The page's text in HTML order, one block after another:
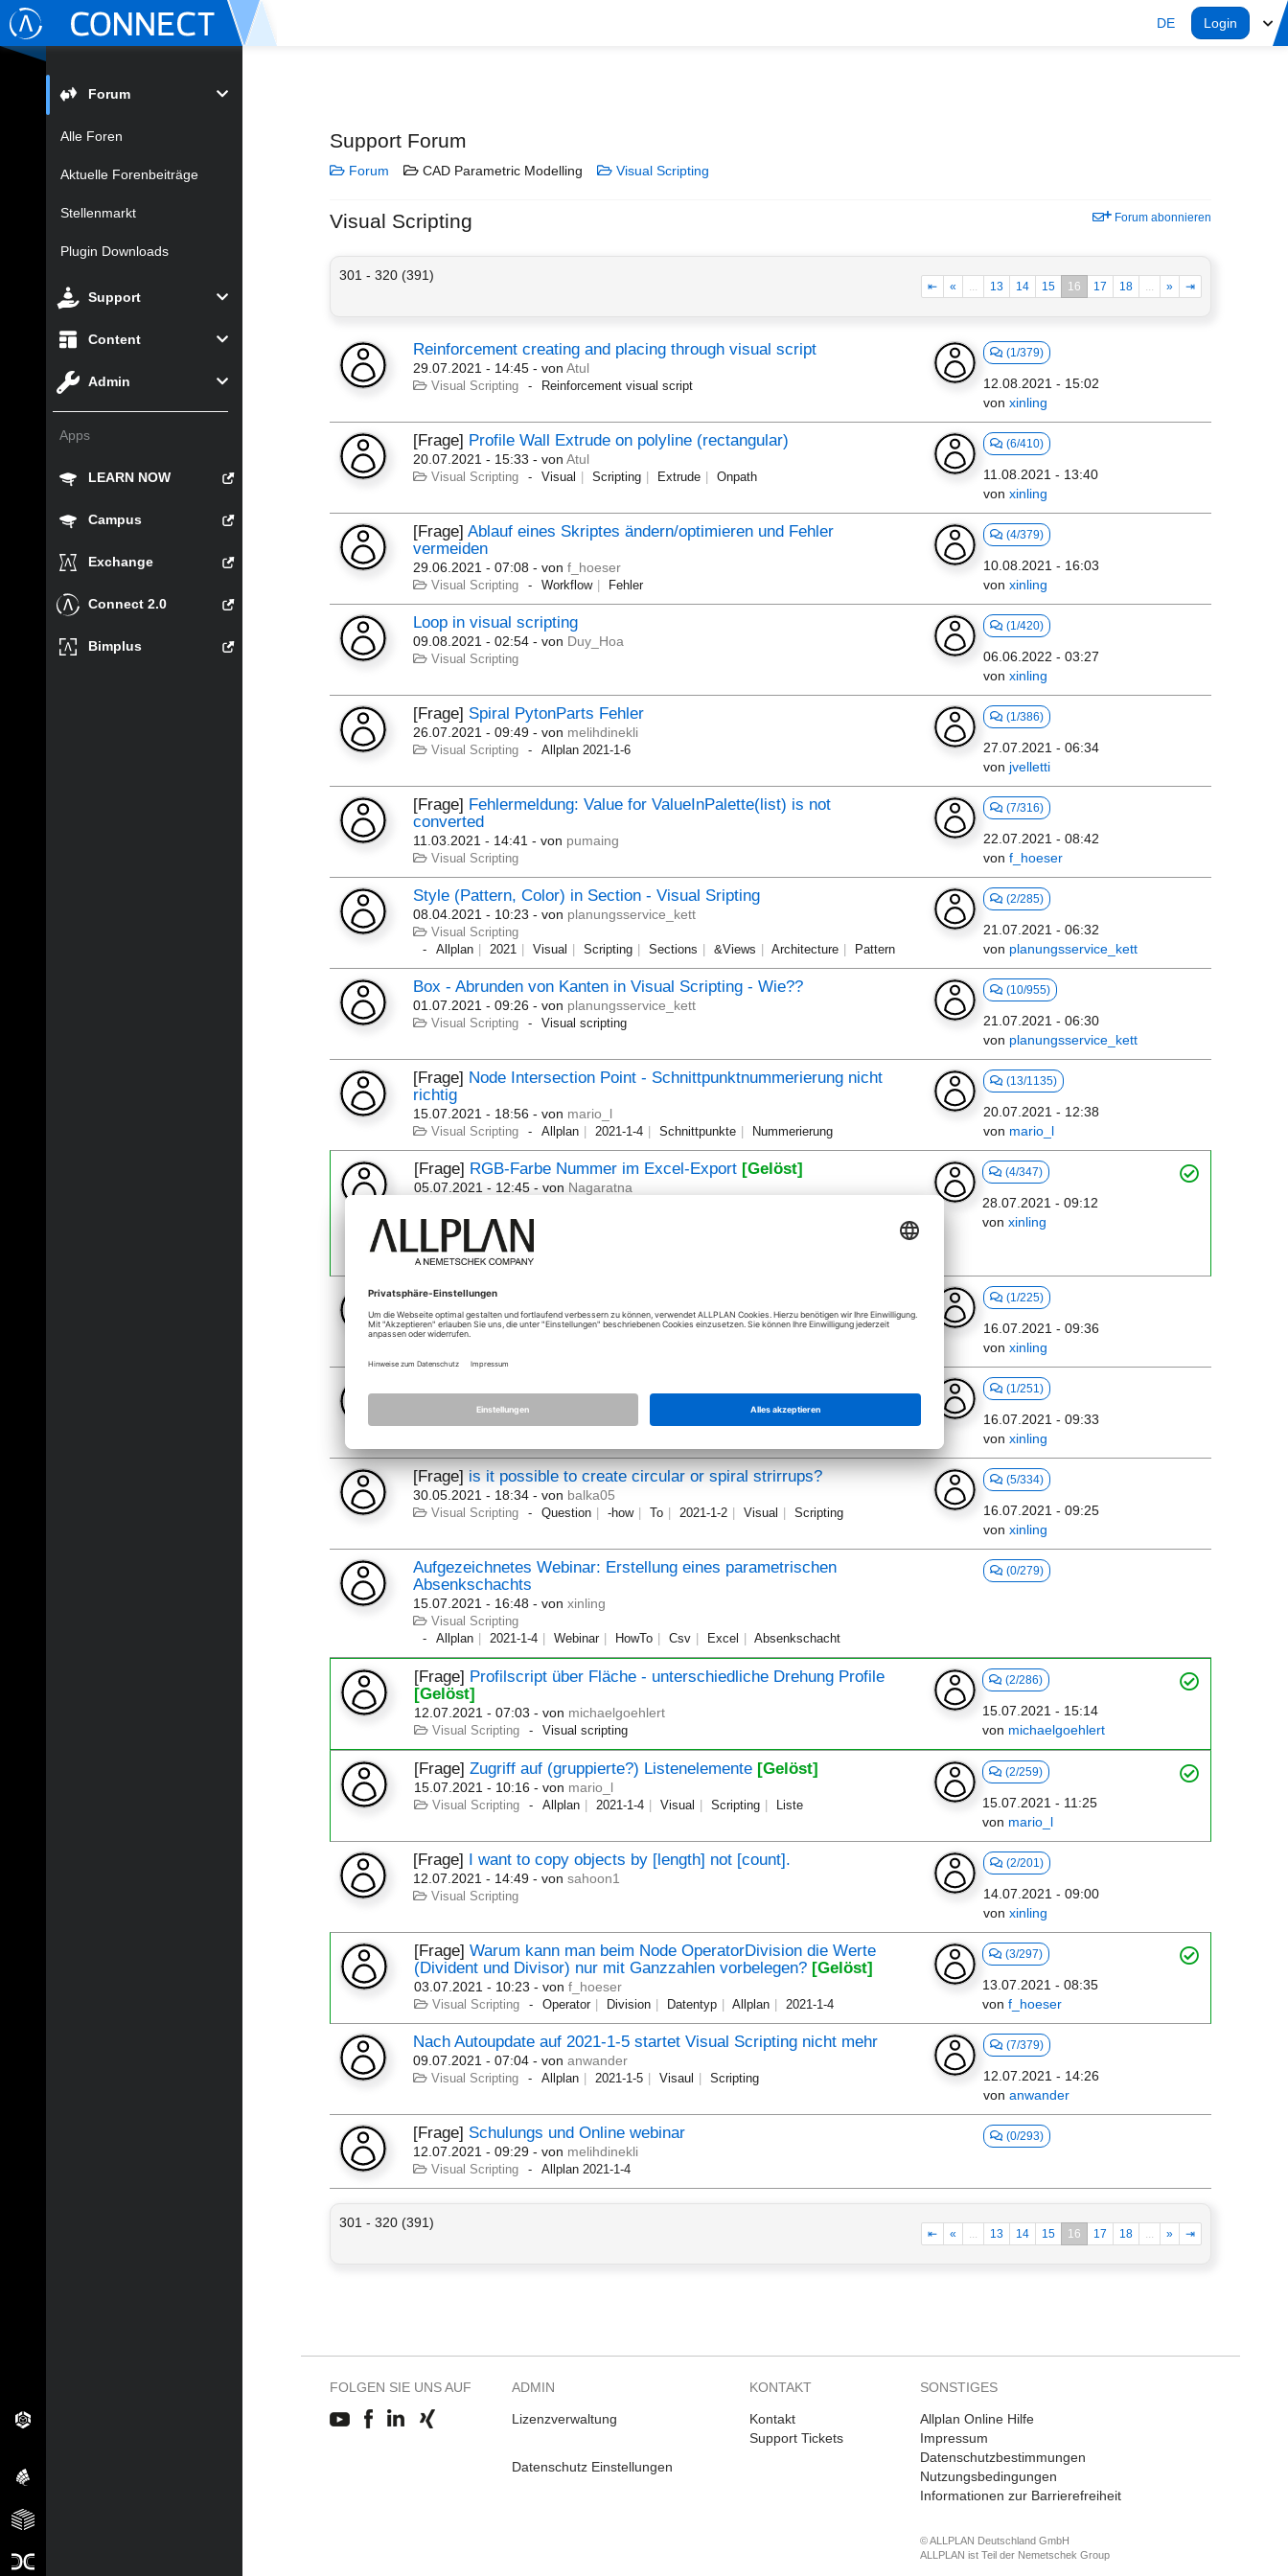
DE Login
Forum
Alle Foren
Aktuelle Forenbeiträge
Stellenmarkt
Plugin Downloads
Support
Content
Admin
Apps
LEARN NOW
Campus
Exchange
Connect 2.0
Bimplus
Support Forum
Forum CAD Parametric Modelling Visual Scripting
Visual Scripting Forum abonnieren
301 - 320 (391)
⇤ « ... 13 14 15 16 17 18 ... » ⇥
Reinforcement creating and placing through visual script
29.07.2021 - 14:45 - vonAtul
Visual Scripting Reinforcement visual script
(1/379)
12.08.2021 - 15:02
von xinling
[Frage] Profile Wall Extrude on polyline (rectangular)
20.07.2021 - 15:33 - vonAtul
Visual Scripting Visual Scripting Extrude Onpath
(6/410)
11.08.2021 - 13:40
von xinling
[Frage]Ablauf eines Skriptes ändern/optimieren und Fehler
vermeiden
29.06.2021 - 07:08 - vonf_hoeser
Visual Scripting Workflow Fehler
(4/379)
10.08.2021 - 16:03
von xinling
Loop in visual scripting
09.08.2021 - 02:54 - von Duy_Hoa
Visual Scripting
(1/420)
06.06.2022 - 03:27
von xinling
[Frage] Spiral PytonParts Fehler
26.07.2021 - 09:49 - von melihdinekli
Visual Scripting Allplan 2021-1-6
(1/386)
27.07.2021 - 06:34
von jvelletti
[Frage] Fehlermeldung: Value for ValueInPalette(list) is not
converted
11.03.2021 - 14:41 - von pumaing
Visual Scripting
(7/316)
22.07.2021 - 08:42
von f_hoeser
Style (Pattern, Color) in Section - Visual Sripting
08.04.2021 - 10:23 - von planungsservice_kett
Visual Scripting
Allplan
2021 Visual Scripting Sections &Views Architecture Pattern
(2/285)
21.07.2021 - 06:32
von planungsservice_kett
Box - Abrunden von Kanten in Visual Scripting - Wie??
01.07.2021 - 09:26 - von planungsservice_kett
Visual Scripting Visual scripting
(10/955)
21.07.2021 - 06:30
von planungsservice_kett
[Frage] Node Intersection Point - Schnittpunktnummerierung nicht
richtig
15.07.2021 - 18:56 - von mario_l
Visual Scripting Allplan 2021-1-4 Schnittpunkte Nummerierung
(13/1135)
20.07.2021 - 12:38
von mario_l
[Frage] RGB-Farbe Nummer im Excel-Export [Gelöst]
05.07.2021 - 12:45 - von Nagaratna
Attributes Excel Visual
XAC
Xlsx
(4/347)
28.07.2021 - 09:12
von xinling
[Frage]Do you have the ability to create groups or leave short
notes?
16.07.2021 - 01:44- vonsahoon1
(1/225)
16.07.2021 - 09:36
von xinling
01.04.2021 - 12:13
Visual
(1/251)
16.07.2021 - 09:33
von xinling
[Frage]is it possible to create circular or spiral strirrups?
30.05.2021 - 18:34 - von balka05
Visual Scripting Question -how To 2021-1-2 Visual Scripting
(5/334)
16.07.2021 - 09:25
von xinling
Aufgezeichnetes Webinar: Erstellung eines parametrischen
Absenkschachts
15.07.2021 - 16:48 - vonxinling
Visual Scripting
Allplan
2021-1-4 Webinar HowTo Csv Excel Absenkschacht
(0/279)
[Frage] Profilscript über Fläche - unterschiedliche Drehung Profile
[Gelöst]
12.07.2021 - 07:03 - von michaelgoehlert
Visual Scripting Visual scripting
(2/286)
15.07.2021 - 15:14
von michaelgoehlert
[Frage]Zugriff auf (gruppierte?) Listenelemente [Gelöst]
15.07.2021 - 10:16 - von mario_l
Visual Scripting Allplan 2021-1-4 Visual Scripting Liste
(2/259)
15.07.2021 - 11:25
von mario_l
[Frage] I want to copy objects by [length] not [count].
12.07.2021 - 14:49 - vonsahoon1
Visual Scripting
(2/201)
14.07.2021 - 09:00
von xinling
[Frage]Warum kann man beim Node OperatorDivision die Werte
(Divident und Divisor) nur mit Ganzzahlen vorbelegen? [Gelöst]
03.07.2021 - 10:23 - vonf_hoeser
Visual Scripting Operator Division Datentyp Allplan 2021-1-4
(3/297)
13.07.2021 - 08:35
von f_hoeser
Nach Autoupdate auf 2021-1-5 startet Visual Scripting nicht mehr
09.07.2021 - 07:04 - vonanwander
Visual Scripting Allplan 2021-1-5 Visaul Scripting
(7/379)
12.07.2021 - 14:26
von anwander
[Frage] Schulungs und Online webinar
12.07.2021 - 09:29 - von melihdinekli
Visual Scripting Allplan 2021-1-4
(0/293)
301 - 320 (391)
⇤ « ... 13 14 15 16 17 18 ... » ⇥
FOLGEN SIE UNS AUF ADMIN
Lizenzverwaltung
Datenschutz Einstellungen
KONTAKT
Kontakt
Support Tickets
SONSTIGES
Allplan Online Hilfe
Impressum
Datenschutzbestimmungen
Nutzungsbedingungen
Informationen zur Barrierefreiheit
© ALLPLAN Deutschland GmbH
ALLPLAN ist Teil der Nemetschek Group